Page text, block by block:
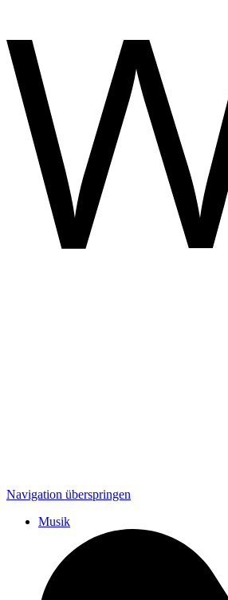
Navigation überspringen
Musik